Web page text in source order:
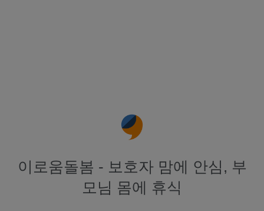
이로움돌봄 - 보호자 맘에 안심, 부
모님 몸에 휴식